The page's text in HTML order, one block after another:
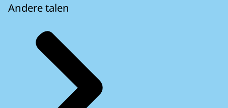
Andere talen